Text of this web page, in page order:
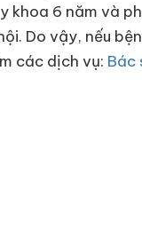
khoa 6 năm và
Do vậy, nếu
các dịch vụ: Bác